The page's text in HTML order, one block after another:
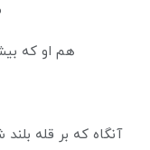
هم او که
آنگاه که بر قله